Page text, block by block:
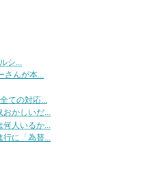
シ...
さんが本...
ての対応...
おかしいだ...
人いるか...
に「為替...